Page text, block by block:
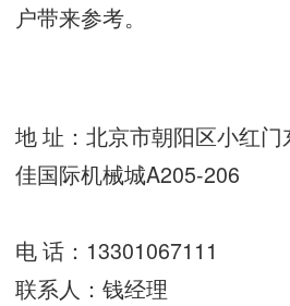
户带来参考。
地 址： 北京市朝阳区小红
佳国际机械城A205-206
电 话： 13301067111
联系人：钱经理